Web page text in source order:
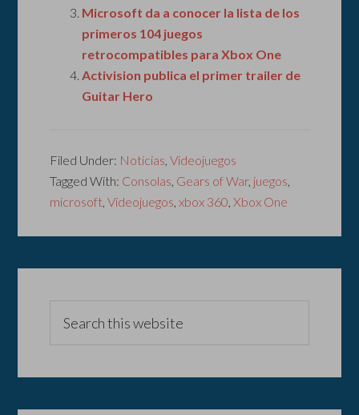
Microsoft da a conocer la lista de los
primeros 104 juegos
retrocompatibles para Xbox One
Activision publica el primer trailer de
Guitar Hero
Filed Under: Noticias,Videojuegos
Tagged With: Consolas, Gears of War, juegos,
microsoft,Videojuegos,xbox 360,Xbox One